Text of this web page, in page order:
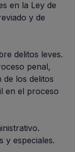
en la Ley de
y de
delitos leves.
penal,
los delitos
en el proceso
y especiales.